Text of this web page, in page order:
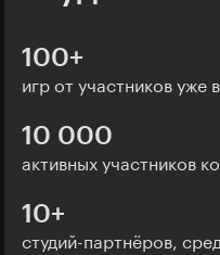
100+
игр от участников уже
10 000
активных участников
10+
студий-партнёров,